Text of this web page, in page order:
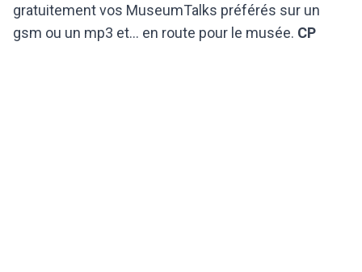
gratuitement vos MuseumTalks préférés sur un
gsm ou un mp3 et... en route pour le musée. CP